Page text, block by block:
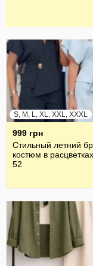
S, M, L, XL, XXL, XXXL
999 грн
Стильный летний
костюм в
52